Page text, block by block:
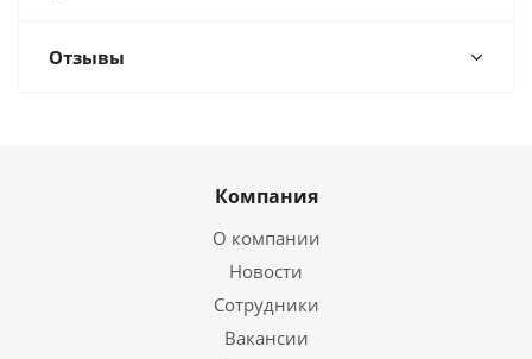
Отзывы
Компания
О компании
Новости
Сотрудники
Вакансии